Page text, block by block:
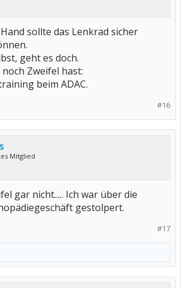
sollte das Lenkrad sicher
geht es doch.
Zweifel hast:
beim ADAC.
#16
Mitglied
gar nicht..... Ich war über die
gestolpert.
#17